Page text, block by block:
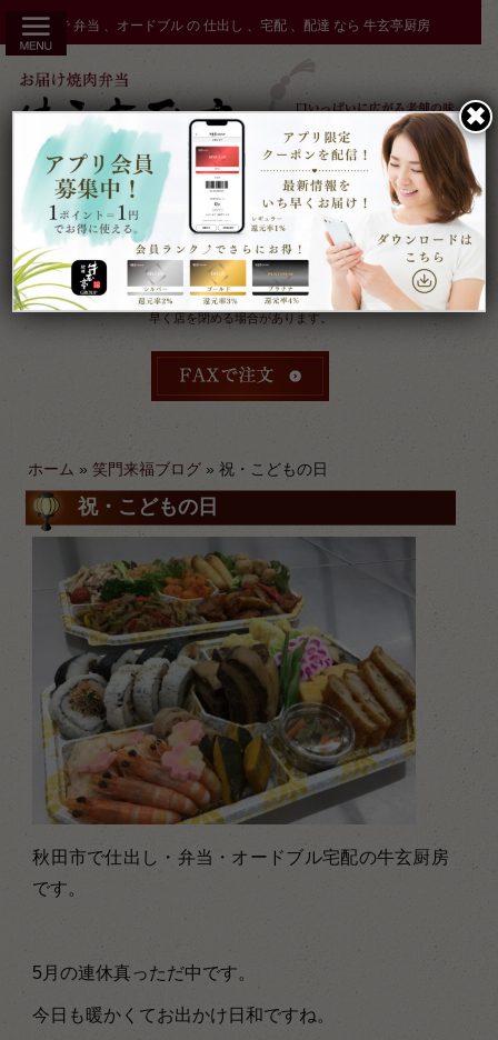
ツ
秋田市 で 弁当 、オードブル の 仕出し 、宅配 、配達 なら 牛玄亭厨房
受付：9時～17時 締切：前日15時まで
定休：元日 その他不定休
ケータリングやその他のご予約により
早く店を閉める場合があります。
ホーム »笑門来福ブログ »祝・こどもの日
祝・こどもの日
秋田市で仕出し・弁当・オードブル宅配の牛玄厨房
です。
5月の連休真っただ中です。
今日も暖かくてお出かけ日和ですね。
✖︎